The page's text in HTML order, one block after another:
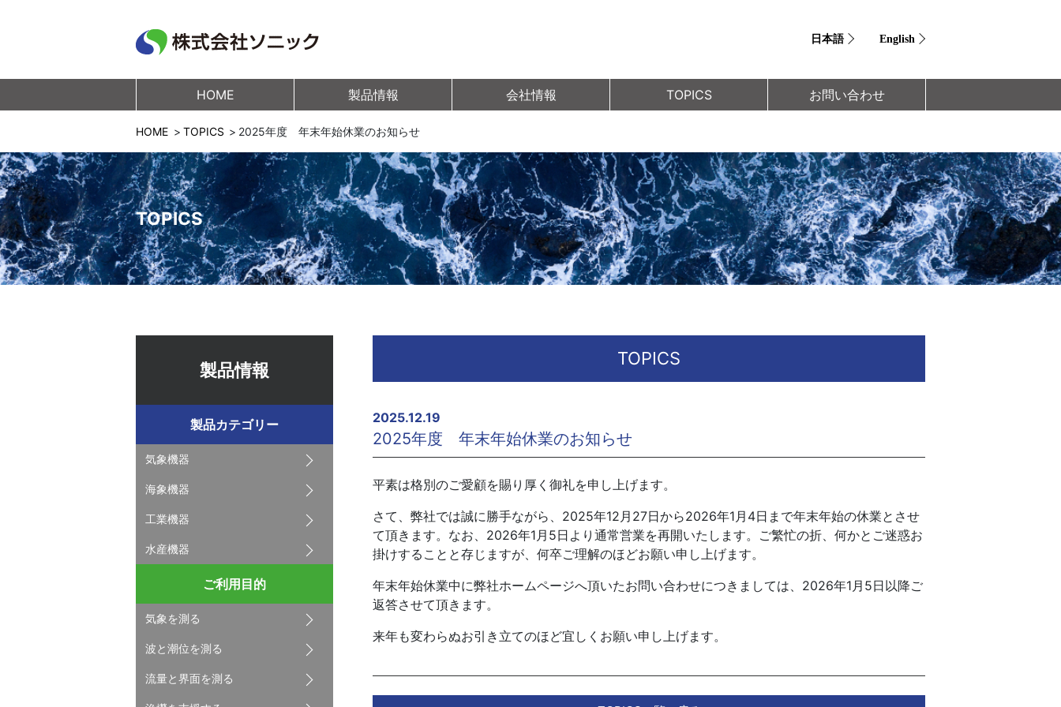
日本語 English
HOME 製品情報 会社情報 TOPICS お問い合わせ
HOME TOPICS 2025年度 年末年始休業のお知らせ
TOPICS
製品情報
製品カテゴリー
気象機器
海象機器
工業機器
水産機器
ご利用目的
気象を測る
波と潮位を測る
流量と界面を測る
TOPICS
2025.12.19
2025年度 年末年始休業のお知らせ
平素は格別のご愛顧を賜り厚く御礼を申し上げます。
さて、弊社では誠に勝手ながら、2025年12月27日から2026年1月4日まで年末年始の休業とさせ
て頂きます。なお、2026年1月5日より通常営業を再開いたします。ご繁忙の折、何かとご迷惑お
掛けすることと存じますが、何卒ご理解のほどお願い申し上げます。
年末年始休業中に弊社ホームページへ頂いたお問い合わせにつきましては、2026年1月5日以降ご
返答させて頂きます。
来年も変わらぬお引き立てのほど宜しくお願い申し上げます。